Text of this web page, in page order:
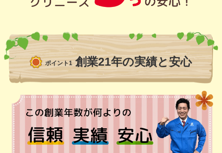
ポイント1 創業21年の実績と安心